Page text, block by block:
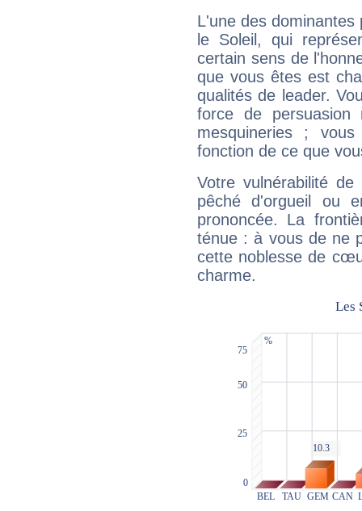
L'une des
le Soleil, qui
certain sens de
que vous êtes est
qualités de leader.
force de
mesquineries ;
fonction de ce que
Votre vulnérabilité
pêché d'orgueil ou
prononcée. La
ténue : à vous de ne
cette noblesse de
charme.